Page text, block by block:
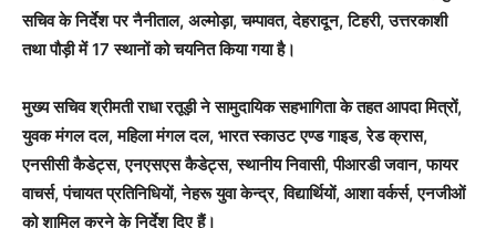
सचिव के निर्देश पर नैनीताल, अल्मोड़ा, चम्पावत, देहरादून, टिहरी, उत्तरकाशी
तथा पौड़ी में 17 स्थानों को चयनित किया गया है।
मुख्य सचिव श्रीमती राधा रतूड़ी ने सामुदायिक सहभागिता के तहत आपदा मित्रों,
युवक मंगल दल, महिला मंगल दल, भारत स्काउट एण्ड गाइड, रेड क्रास,
एनसीसी कैडेट्स, एनएसएस कैडेट्स, स्थानीय निवासी, पीआरडी जवान, फायर
वाचर्स, पंचायत प्रतिनिधियों, नेहरू युवा केन्द्र, विद्यार्थियों, आशा वर्कर्स, एनजीओं
को शामिल करने के निर्देश दिए हैं।